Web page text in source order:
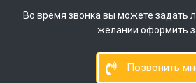
Во время звонка вы можете задать
желании оформить
Позвонить